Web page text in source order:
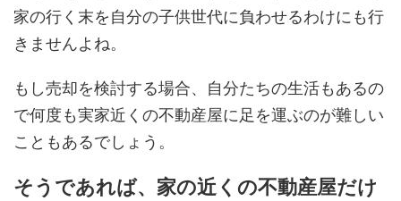
家の行く末を自分の子供世代に負わせるわけにも行
きませんよね。
もし売却を検討する場合、自分たちの生活もあるの
で何度も実家近くの不動産屋に足を運ぶのが難しい
こともあるでしょう。
そうであれば、家の近くの不動産屋だけ